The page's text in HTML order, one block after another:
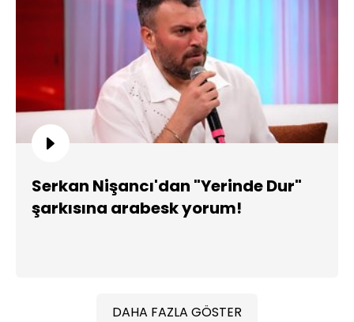
Serkan Nişancı'dan "Yerinde Dur"
şarkısına arabesk yorum!
DAHA FAZLA GÖSTER